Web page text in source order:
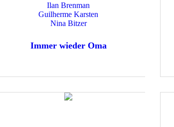
Ilan Brenman
Guilherme Karsten
Nina Bitzer
Immer wieder Oma